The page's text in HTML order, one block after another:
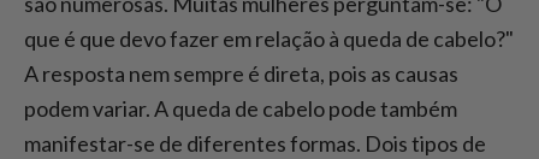
Conclusão - Como tratar a queda de
cabelo feminina?
que é que devo fazer em relação à queda de cabelo?"
A resposta nem sempre é direta, pois as causas
podem variar. A queda de cabelo pode também
manifestar-se de diferentes formas. Dois tipos de